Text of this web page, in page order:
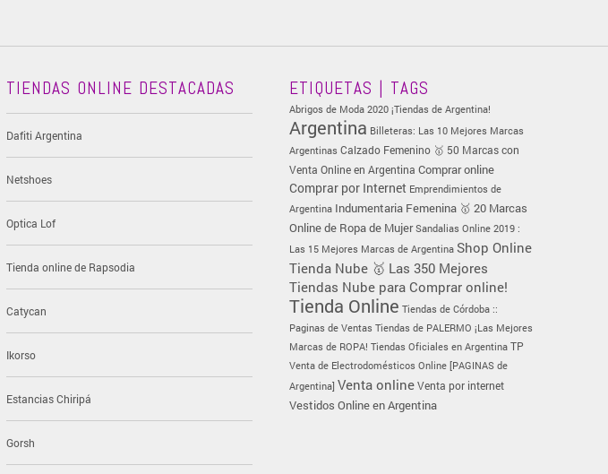
TIENDAS ONLINE DESTACADAS
Dafiti Argentina
Netshoes
Optica Lof
Tienda online de Rapsodia
Catycan
Ikorso
Estancias Chiripá
Gorsh
ETIQUETAS | TAGS
Abrigos de Moda 2020 ¡Tiendas de Argentina!
Argentina Billeteras: Las 10 Mejores Marcas
Argentinas Calzado Femenino 🥇 50 Marcas con
Venta Online en Argentina Comprar online
Comprar por Internet Emprendimientos de
Argentina Indumentaria Femenina 🥇 20 Marcas
Online de Ropa de Mujer Sandalias Online 2019 :
Las 15 Mejores Marcas de Argentina Shop Online
Tienda Nube 🥇 Las 350 Mejores
Tiendas Nube para Comprar online!
Tienda Online Tiendas de Córdoba ::
Paginas de Ventas Tiendas de PALERMO ¡Las Mejores
Marcas de ROPA! Tiendas Oficiales en Argentina TP
Venta de Electrodomésticos Online [PAGINAS de
Argentina] Venta online Venta por internet
Vestidos Online en Argentina